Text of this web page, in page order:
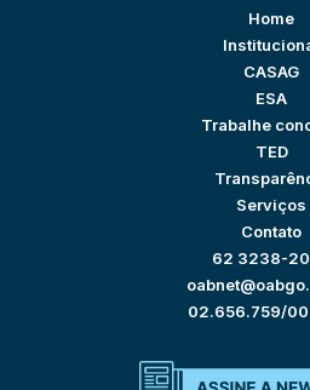
Home
CASAG
ESA
Trabalhe
TED
Serviços
Contato
62 3238-
02.656.759/